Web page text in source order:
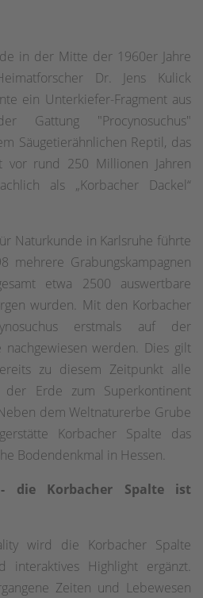
in der Mitte der 1960er Jahre
Dr. Jens Kulick
ein Unterkiefer-Fragment aus
Gattung "Procynosuchus"
Säugetierähnlichen Reptil, das
rund 250 Millionen Jahren
als „Korbacher Dackel“
Naturkunde in Karlsruhe führte
mehrere Grabungskampagnen
etwa 2500 auswertbare
wurden. Mit den Korbacher
erstmals auf der
werden. Dies gilt
zu diesem Zeitpunkt alle
der Erde zum Superkontinent
dem Weltnaturerbe Grube
Korbacher Spalte das
Bodendenkmal in Hessen.
die Korbacher Spalte ist
wird die Korbacher Spalte
Highlight ergänzt.
Zeiten und Lebewesen